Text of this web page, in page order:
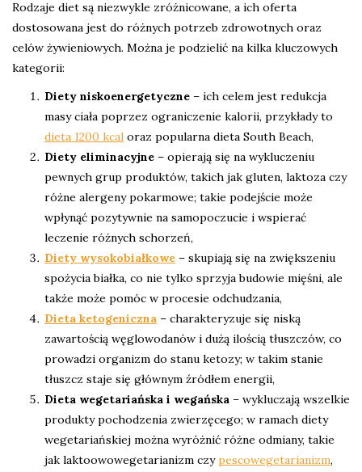
Rodzaje diet są niezwykle zróżnicowane, a ich oferta
dostosowana jest do różnych potrzeb zdrowotnych oraz
celów żywieniowych. Można je podzielić na kilka kluczowych
kategorii:
Diety niskoenergetyczne – ich celem jest redukcja
masy ciała poprzez ograniczenie kalorii, przykłady to
dieta 1200 kcal oraz popularna dieta South Beach,
Diety eliminacyjne – opierają się na wykluczeniu
pewnych grup produktów, takich jak gluten, laktoza czy
różne alergeny pokarmowe; takie podejście może
wpłynąć pozytywnie na samopoczucie i wspierać
leczenie różnych schorzeń,
Diety wysokobiałkowe – skupiają się na zwiększeniu
spożycia białka, co nie tylko sprzyja budowie mięśni, ale
także może pomóc w procesie odchudzania,
Dieta ketogeniczna – charakteryzuje się niską
zawartością węglowodanów i dużą ilością tłuszczów, co
prowadzi organizm do stanu ketozy; w takim stanie
tłuszcz staje się głównym źródłem energii,
Dieta wegetariańska i wegańska – wykluczają wszelkie
produkty pochodzenia zwierzęcego; w ramach diety
wegetariańskiej można wyróżnić różne odmiany, takie
jak laktoowowegetarianizm czypescowegetarianizm,